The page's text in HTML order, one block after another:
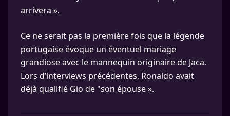
arrivera ».
Ce ne serait pas la première fois que la légende
portugaise évoque un éventuel mariage
grandiose avec le mannequin originaire de Jaca.
Lors d’interviews précédentes, Ronaldo avait
déjà qualifié Gio de "son épouse ».